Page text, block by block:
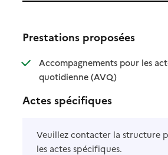
Prestations proposées
Accompagnements pour les
quotidienne (AVQ): disponible
: non disponible
Actes spécifiques
Veuillez contacter la structure
les actes spécifiques.